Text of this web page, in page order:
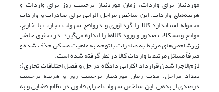
موردنیاز برای واردات، زمان موردنیاز برحسب روز برای واردات و
هزینه‌های واردات. این شاخص مراحل الزامی برای صادرات و واردات
محموله استاندارد کالا را گردآوری و درواقع سهولت تجارت با خارج،
موانع و مشکلات صدور و ورود کالاها را اندازه می‌گیرد. در تحقیق حاضر
زیرشاخص‌های مرتبط به صادرات با توجه به ماهیت مسکن حذف شده و
صرفاً مسائل مرتبط با واردات کالا در نظر گرفته شده است.
لازم‌الاجرا شدن قرارداد (کارایی دادگاه در حل و فصل اختلافات تجاری):
تعداد مراحل، مدت زمان موردنیاز برحسب روز و هزینه برحسب
درصدی از بدهی. این شاخص سهولت اجرای قانون در نظام قضایی و به